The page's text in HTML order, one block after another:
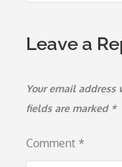
Leave a
Your email
fields are marked *
Comment *